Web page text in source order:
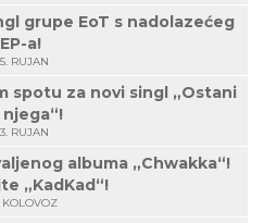
grupe EoT s nadolazećeg
EP-a!
RUJAN
spotu za novi singl „Ostani
njega“!
RUJAN
albuma „Chwakka“!
„KadKad“!
KOLOVOZ